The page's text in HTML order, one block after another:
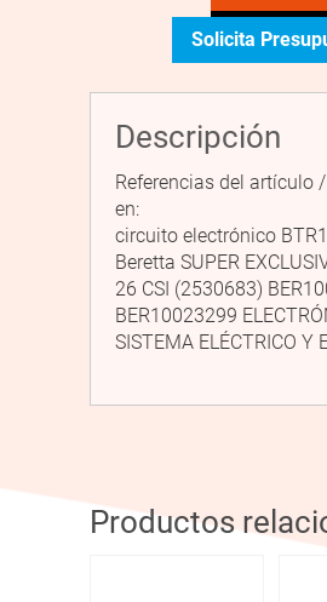
Solicita
Descripción
Referencias del artículo
en:
circuito electrónico
Beretta SUPER
26 CSI (2530683)
BER10023299
SISTEMA ELÉCTRICO Y
Productos